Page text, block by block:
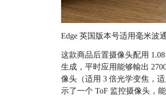
Edge 英国版本号适用毫米波
这款商品后置摄像头配用
生成，平时应用能够輸出
像头（适用 3 倍光学变焦，
示了一个 ToF 监控摄像头，